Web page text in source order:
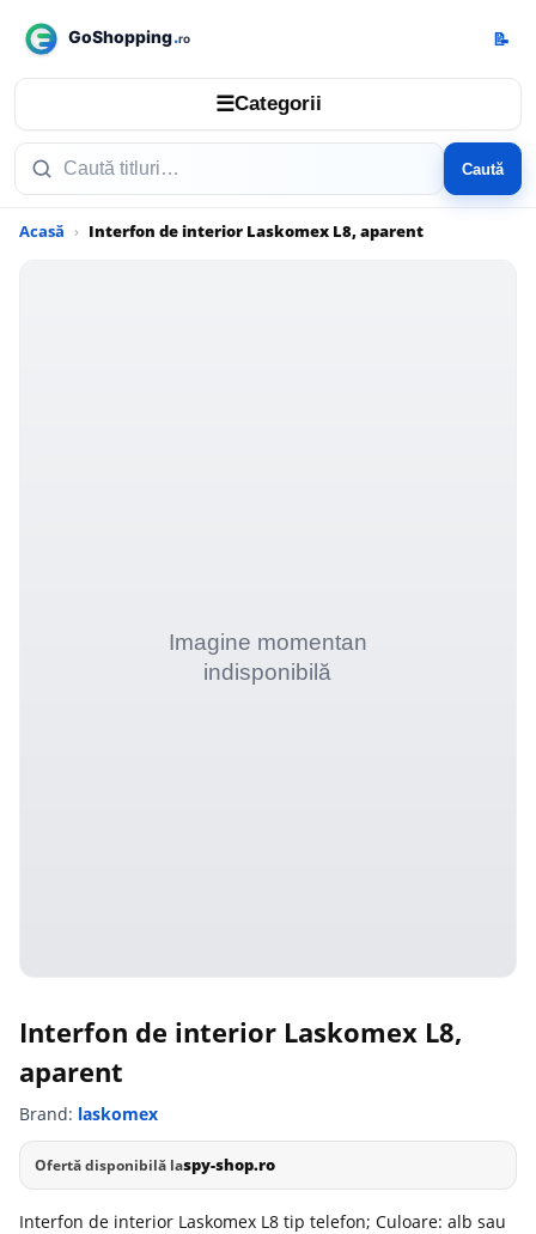
☰Categorii
Caută
📝
Acasă Interfon de interior Laskomex L8, aparent
Interfon de interior Laskomex L8,
aparent
Brand: laskomex
Ofertă disponibilă laspy-shop.ro
Interfon de interior Laskomex L8 tip telefon; Culoare: alb sau